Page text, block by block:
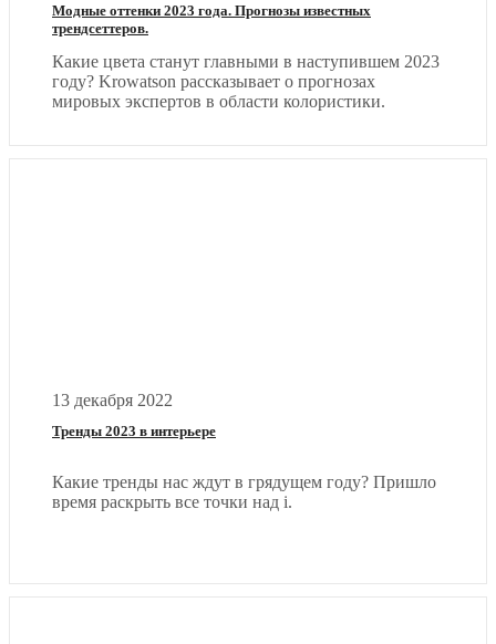
Модные оттенки 2023 года. Прогнозы известных
трендсеттеров.
Какие цвета станут главными в наступившем 2023
году? Krowatson рассказывает о прогнозах
мировых экспертов в области колористики.
13 декабря 2022
Тренды 2023 в интерьере
Какие тренды нас ждут в грядущем году? Пришло
время раскрыть все точки над i.